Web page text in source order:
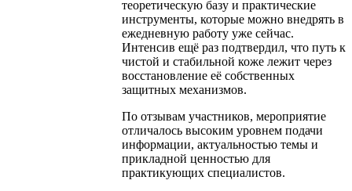
теоретическую базу и практические
инструменты, которые можно внедрять в
ежедневную работу уже сейчас.
Интенсив ещё раз подтвердил, что путь к
чистой и стабильной коже лежит через
восстановление её собственных
защитных механизмов.
По отзывам участников, мероприятие
отличалось высоким уровнем подачи
информации, актуальностью темы и
прикладной ценностью для
практикующих специалистов.